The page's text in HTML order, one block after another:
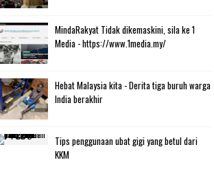
MindaRakyat Tidak dikemaskini, sila ke 1
Media - https://www.1media.my/
Hebat Malaysia kita - Derita tiga buruh warga
India berakhir
Tips penggunaan ubat gigi yang betul dari
KKM